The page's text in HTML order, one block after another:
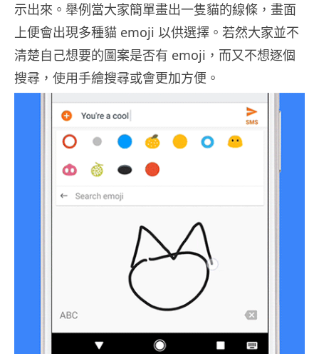
示出來。舉例當大家簡單畫出一隻貓的線條，畫面
上便會出現多種貓 emoji 以供選擇。若然大家並不
清楚自己想要的圖案是否有 emoji，而又不想逐個
搜尋，使用手繪搜尋或會更加方便。